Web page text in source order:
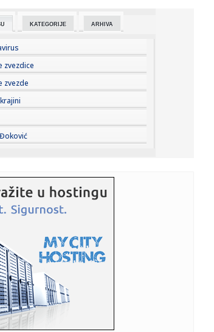
danas sa učesnicima kampa "Srbija te zove 2026"
sastanci u Palati Srbija: Vučić danas razgovara sa
Fonseka, Muzeti i Rud u trećem kolu Mastersa u
u Srbiji u 6 ujutru; Već izmereno 30 stepeni
pop zvezda ponovo pred sudom zbog seksualnog
Jake turbulencije na letu za Indiju: Povređeno 12
smrt": Putinov novi zakon ukida državljanstvo
Studenti u blokadi pozvali građane da se uključe i
KATEGORIJE ARHIVA
zvezdice
zvezde